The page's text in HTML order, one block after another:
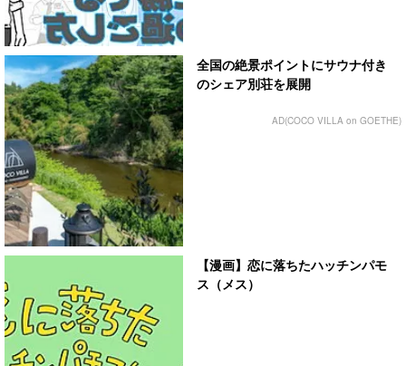
全国の絶景ポイントにサウナ付き
のシェア別荘を展開
AD(COCO VILLA on GOETHE)
【漫画】恋に落ちたハッチンパモ
ス（メス）